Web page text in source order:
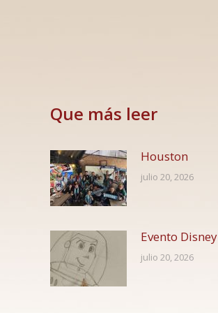
Que más leer
Houston
julio 20, 2026
Evento Disney
julio 20, 2026